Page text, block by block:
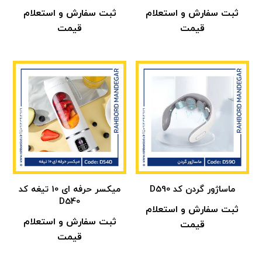
ثبت سفارش و استعلام
قیمت
ثبت سفارش و استعلام
قیمت
ماساژور گردن کد D590
ثبت سفارش و استعلام
قیمت
میکسر حرفه ای 10 تیغه کد
D540
ثبت سفارش و استعلام
قیمت